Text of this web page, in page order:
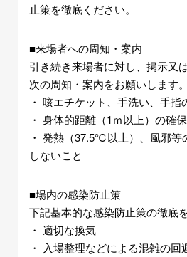
止策を徹底ください。
■来場者への周知・案内
引き続き来場者に対し、掲示又
次の周知・案内をお願いします。
・ 咳エチケット、手洗い、手指
・ 身体的距離（1ｍ以上）の確保
・ 発熱（37.5℃以上）、風邪等
しないこと
■場内の感染防止策
下記基本的な感染防止策の徹底
・ 適切な換気
・ 入場整理などによる混雑の回